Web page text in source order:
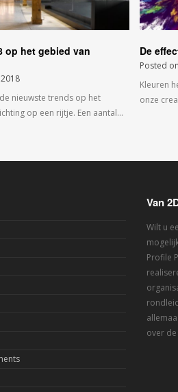
op het gebied van
nieuwste trends op het
op een rijtje. Een aantal…
De
Posted on
Kleuren
onze
Van
Wilt u
Profile
over